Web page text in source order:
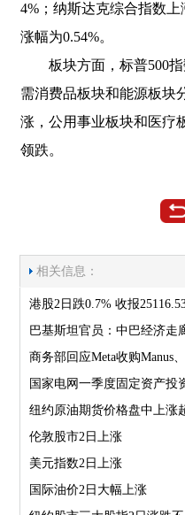
4%；纳斯达克综合指数上
涨幅为0.54%。
板块方面，标普500指
需消费品板块和能源板块
涨，公用事业板块和医疗
领跌。
相关信息：
港股2日跌0.7% 收报
巴基斯坦官员：中巴经济走
商务部回应Meta收购Manus
国家电网一季度固定资产投
纽约原油期货价格盘中上涨
伦敦股市2日上涨
美元指数2日上涨
国际油价2日大幅上涨